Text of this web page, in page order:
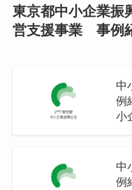
東京都中小企業振
営支援事業 事例
中
例
小
中
例